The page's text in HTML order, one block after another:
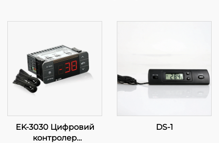
EK-3030 Цифровий
контролер
DS-1